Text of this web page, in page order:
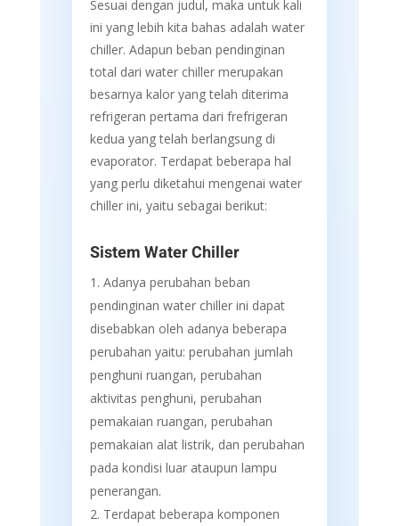
Sesuai dengan judul, maka untuk kali
ini yang lebih kita bahas adalah water
chiller. Adapun beban pendinginan
total dari water chiller merupakan
besarnya kalor yang telah diterima
refrigeran pertama dari frefrigeran
kedua yang telah berlangsung di
evaporator. Terdapat beberapa hal
yang perlu diketahui mengenai water
chiller ini, yaitu sebagai berikut:
Sistem Water Chiller
Adanya perubahan beban
pendinginan water chiller ini dapat
disebabkan oleh adanya beberapa
perubahan yaitu: perubahan jumlah
penghuni ruangan, perubahan
aktivitas penghuni, perubahan
pemakaian ruangan, perubahan
pemakaian alat listrik, dan perubahan
pada kondisi luar ataupun lampu
penerangan.
Terdapat beberapa komponen